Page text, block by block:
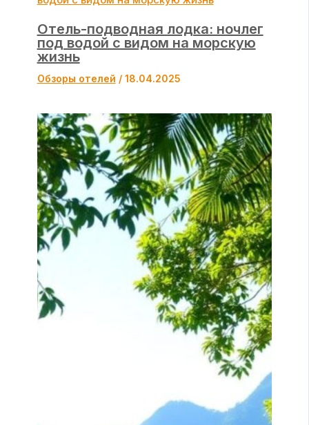
Отель-подводная лодка: ночлег
под водой с видом на морскую
жизнь
Обзоры отелей / 18.04.2025